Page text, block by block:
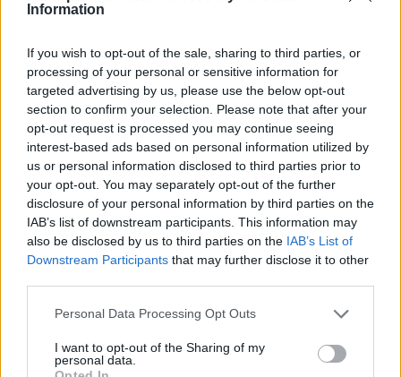
Information
If you wish to opt-out of the sale, sharing to third parties, or
processing of your personal or sensitive information for
targeted advertising by us, please use the below opt-out
section to confirm your selection. Please note that after your
opt-out request is processed you may continue seeing
interest-based ads based on personal information utilized by
us or personal information disclosed to third parties prior to
your opt-out. You may separately opt-out of the further
disclosure of your personal information by third parties on the
IAB’s list of downstream participants. This information may
also be disclosed by us to third parties on the IAB’s List of
Downstream Participants that may further disclose it to other
Please note that this website/app uses one or more Google
not limited to your visit or usage behaviour. You may click to
grant or deny consent to Google and its third-party tags to
Personal Data Processing Opt Outs
I want to opt-out of the Sharing of my
personal data.
támasztott a kép eredetiségét illetően. Ennek
vásárló ügyvédjének azt írta, hogy a képpel
minden teljesen rendben van.
A vádirat szerint a kurátor 300 ezer dollárt
(mai árfolyamon 67 millió forint) kapott a
képet értékesítő New York-i galériától.
A szóban forgó kép egyike egy kínai festő
által festett és 14 év alatt mintegy 80 millió
dollárért (17,9 milliárd forint) New Yorkban
eladott több mint 30 hamisítványnak. A
képeket Rothko, Jackson Pollock, Robert
Kooning alkotásaiként értékesítették. Az ál-
Rothko több közvetítő kereskedő révén
jutott el a Las Vegas-i kaszinómágnáshoz.